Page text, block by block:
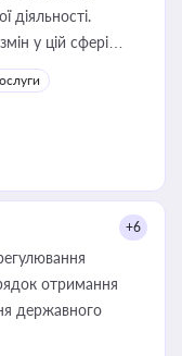
діяльності.
у цій сфері
юриста або
оренди
і перевірки
+6
отримання
державного